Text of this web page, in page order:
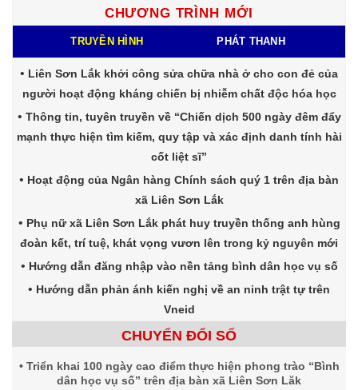
CHƯƠNG TRÌNH MỚI
TRUYỀN HÌNH PHÁT THANH
Liên Sơn Lắk khởi công sửa chữa nhà ở cho con đẻ của
người hoạt động kháng chiến bị nhiễm chất độc hóa học
Thông tin, tuyên truyền về “Chiến dịch 500 ngày đêm đẩy
mạnh thực hiện tìm kiếm, quy tập và xác định danh tính hài
cốt liệt sĩ”
Hoạt động của Ngân hàng Chính sách quý 1 trên địa bàn
xã Liên Sơn Lắk
Phụ nữ xã Liên Sơn Lắk phát huy truyền thống anh hùng
đoàn kết, trí tuệ, khát vọng vươn lên trong kỷ nguyên mới
Hướng dẫn đăng nhập vào nền tảng bình dân học vụ số
Hướng dẫn phản ánh kiến nghị về an ninh trật tự trên
Vneid
CHUYỂN ĐỔI SỐ
Triển khai 100 ngày cao điểm thực hiện phong trào “Bình
dân học vụ số” trên địa bàn xã Liên Sơn Lăk